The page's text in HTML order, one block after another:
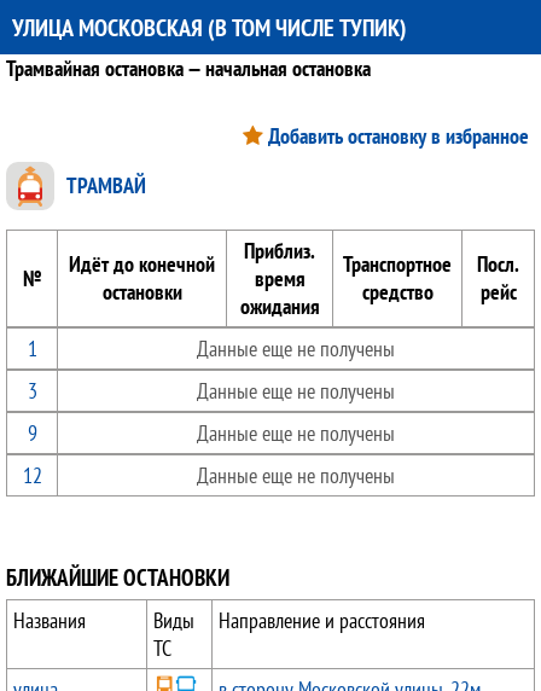
УЛИЦА МОСКОВСКАЯ (В ТОМ ЧИСЛЕ ТУПИК)
Трамвайная остановка — начальная остановка
Добавить остановку в избранное
ТРАМВАЙ
№
Идёт до конечной
остановки
Приблиз.
время
ожидания
Транспортное
средство
Посл.
рейс
1
Данные еще не получены
3
Данные еще не получены
9
Данные еще не получены
12
Данные еще не получены
БЛИЖАЙШИЕ ОСТАНОВКИ
Названия
Виды
ТС
Направление и расстояния